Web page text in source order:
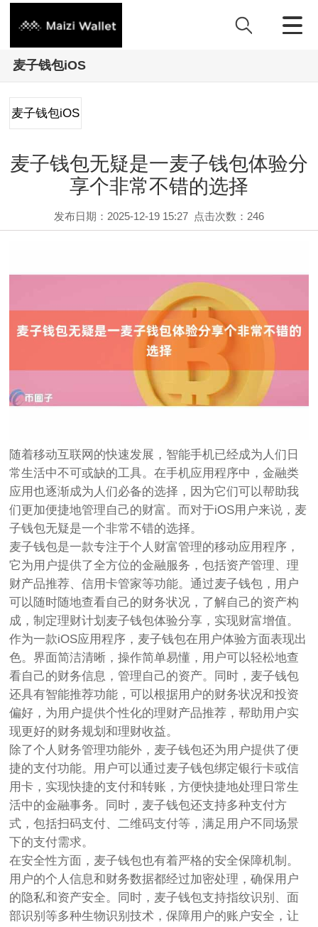
麦子钱包iOS
麦子钱包iOS
麦子钱包无疑是一麦子钱包体验分
享个非常不错的选择
发布日期：2025-12-19 15:27 点击次数： 246
随着移动互联网的快速发展，智能手机已经成为人们日
常生活中不可或缺的工具。在手机应用程序中，金融类
应用也逐渐成为人们必备的选择，因为它们可以帮助我
们更加便捷地管理自己的财富。而对于iOS用户来说，麦
子钱包无疑是一个非常不错的选择。
麦子钱包是一款专注于个人财富管理的移动应用程序，
它为用户提供了全方位的金融服务，包括资产管理、理
财产品推荐、信用卡管家等功能。通过麦子钱包，用户
可以随时随地查看自己的财务状况，了解自己的资产构
成，制定理财计划麦子钱包体验分享，实现财富增值。
作为一款iOS应用程序，麦子钱包在用户体验方面表现出
色。界面简洁清晰，操作简单易懂，用户可以轻松地查
看自己的财务信息，管理自己的资产。同时，麦子钱包
还具有智能推荐功能，可以根据用户的财务状况和投资
偏好，为用户提供个性化的理财产品推荐，帮助用户实
现更好的财务规划和理财收益。
除了个人财务管理功能外，麦子钱包还为用户提供了便
捷的支付功能。用户可以通过麦子钱包绑定银行卡或信
用卡，实现快捷的支付和转账，方便快捷地处理日常生
活中的金融事务。同时，麦子钱包还支持多种支付方
式，包括扫码支付、二维码支付等，满足用户不同场景
下的支付需求。
在安全性方面，麦子钱包也有着严格的安全保障机制。
用户的个人信息和财务数据都经过加密处理，确保用户
的隐私和资产安全。同时，麦子钱包支持指纹识别、面
部识别等多种生物识别技术，保障用户的账户安全，让